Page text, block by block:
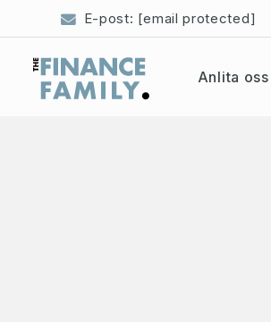
E-post: [email protected]
Anlita oss